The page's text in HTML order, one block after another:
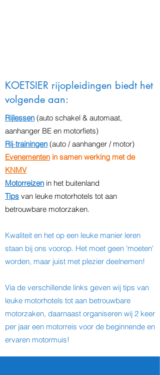
KOETSIER rijopleidingen biedt het
volgende aan:
Rijlessen (auto schakel & automaat,
aanhanger BE en motorfiets)
Rij-trainingen (auto / aanhanger / motor)
Evenementen in samen werking met de
KNMV
Motorreizen in het buitenland
Tips van leuke motorhotels tot aan
betrouwbare motorzaken.
Kwaliteit en het op een leuke manier leren
staan bij ons voorop. Het moet geen 'moeten'
worden, maar juist met plezier deelnemen!
Via de verschillende links geven wij tips van
leuke motorhotels tot aan betrouwbare
motorzaken, daarnaast organiseren wij 2 keer
per jaar een motorreis voor de beginnende en
ervaren motormuis!